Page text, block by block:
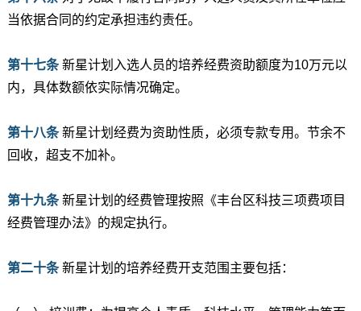
当依据合同的约定承担违约责任。
第十七条新星计划入选人员的培养经费资助额度为10万元以
内，具体数额依实际情况确定。
第十八条新星计划经费为资助性质，必须专款专用。节余不
回收，超支不加补。
第十九条新星计划的经费管理按照《丰台区科技三项费项目
经费管理办法》的规定执行。
第二十条新星计划的培养经费开支范围主要包括：